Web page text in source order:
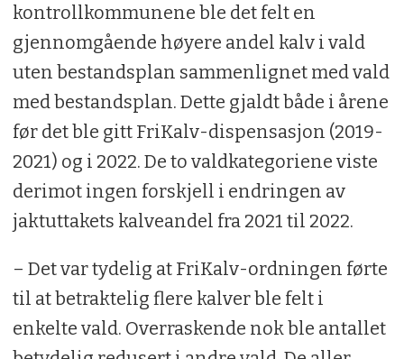
kontrollkommunene ble det felt en
gjennomgående høyere andel kalv i vald
uten bestandsplan sammenlignet med vald
med bestandsplan. Dette gjaldt både i årene
før det ble gitt FriKalv-dispensasjon (2019-
2021) og i 2022. De to valdkategoriene viste
derimot ingen forskjell i endringen av
jaktuttakets kalveandel fra 2021 til 2022.
– Det var tydelig at FriKalv-ordningen førte
til at betraktelig flere kalver ble felt i
enkelte vald. Overraskende nok ble antallet